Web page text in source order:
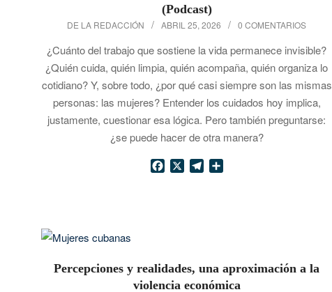
(Podcast)
25
DE LA REDACCIÓN ABRIL 25, 2026 0 COMENTARIOS
¿Cuánto del trabajo que sostiene la vida permanece invisible?
¿Quién cuida, quién limpia, quién acompaña, quién organiza lo
cotidiano? Y, sobre todo, ¿por qué casi siempre son las mismas
personas: las mujeres? Entender los cuidados hoy implica,
justamente, cuestionar esa lógica. Pero también preguntarse:
¿se puede hacer de otra manera?
Facebook
X TelegramCompartir
Percepciones y realidades, una aproximación a la
violencia económica